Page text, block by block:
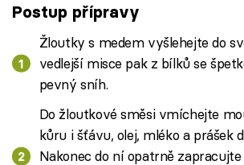
Postup přípravy
Žloutky s medem vyšlehejte do
vedlejší misce pak z bílků se
pevný sníh.
Do žloutkové směsi vmíchejte
kůru i šťávu, olej, mléko a prášek
Nakonec do ní opatrně